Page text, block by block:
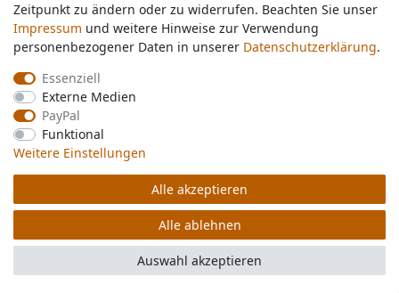
Schreiben Sie uns:
service@nawajo.de
Durchschnittliche Bewertung von
Bewertungsgrundlage des Anbieters: 5 Verkaufs- und 3 Bewertungsplattformen
© Copyright 2026 nawajo.de | Alle Rechte vorbehalten.
Zeitpunkt zu ändern oder zu widerrufen. Beachten Sie unser
Impressum und weitere Hinweise zur Verwendung
personenbezogener Daten in unserer Daten­schutz­erklärung.
Essenziell
Externe Medien
PayPal
Funktional
Weitere Einstellungen
Alle akzeptieren
Alle ablehnen
Auswahl akzeptieren
Zeitpunkt zu ändern oder zu widerrufen. Beachten Sie unser
Impressum und weitere Hinweise zur Verwendung
personenbezogener Daten in unserer Daten­schutz­erklärung.
Essenziell
Externe Medien
PayPal
Funktional
Weitere Einstellungen
Alle akzeptieren
Alle ablehnen
Auswahl akzeptieren